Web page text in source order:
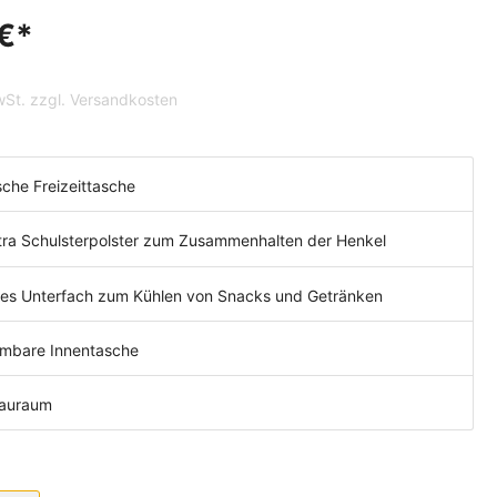
zzgl. Versandkosten
Freizeittasche
Schulsterpolster zum Zusammenhalten der Henkel
Unterfach zum Kühlen von Snacks und Getränken
Innentasche